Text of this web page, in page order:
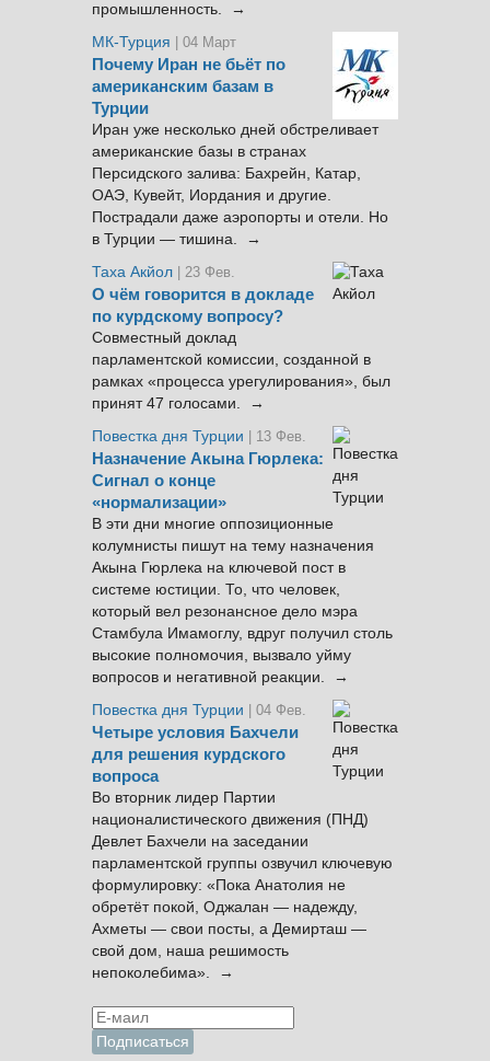
промышленность. →
МК-Турция
| 04 Март
Почему Иран не бьёт по
американским базам в
Турции
Иран уже несколько дней обстреливает
американские базы в странах
Персидского залива: Бахрейн, Катар,
ОАЭ, Кувейт, Иордания и другие.
Пострадали даже аэропорты и отели. Но
в Турции — тишина. →
Таха Акйол | 23 Фев.
О чём говорится в докладе
по курдскому вопросу?
Совместный доклад
парламентской комиссии, созданной в
рамках «процесса урегулирования», был
принят 47 голосами. →
Повестка дня Турции
| 13 Фев.
Назначение Акына Гюрлека:
Сигнал о конце
«нормализации»
В эти дни многие оппозиционные
колумнисты пишут на тему назначения
Акына Гюрлека на ключевой пост в
системе юстиции. То, что человек,
который вел резонансное дело мэра
Стамбула Имамоглу, вдруг получил столь
высокие полномочия, вызвало уйму
вопросов и негативной реакции. →
Повестка дня Турции
| 04 Фев.
Четыре условия Бахчели
для решения курдского
вопроса
Во вторник лидер Партии
националистического движения (ПНД)
Девлет Бахчели на заседании
парламентской группы озвучил ключевую
формулировку: «Пока Анатолия не
обретёт покой, Оджалан — надежду,
Ахметы — свои посты, а Демирташ —
свой дом, наша решимость
непоколебима». →